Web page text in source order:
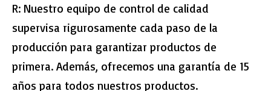
R: Nuestro equipo de control de calidad
supervisa rigurosamente cada paso de la
producción para garantizar productos de
primera. Además, ofrecemos una garantía de 15
años para todos nuestros productos.